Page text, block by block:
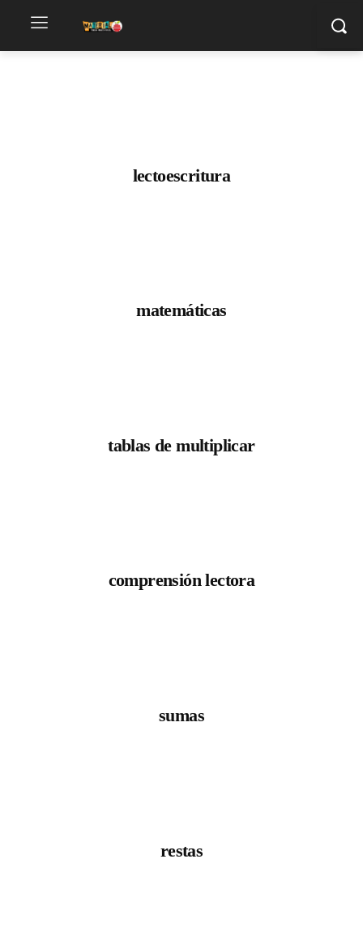
lectoescritura
matemáticas
tablas de multiplicar
comprensión lectora
sumas
restas